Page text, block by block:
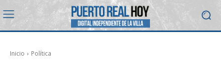
Inicio Política